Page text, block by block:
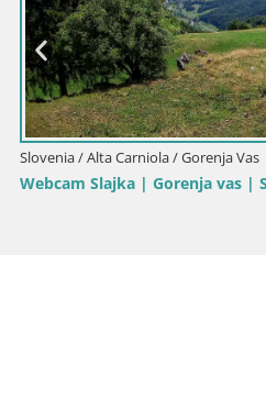
Slovenia / Alta Carniola / Gorenja Vas
Webcam Slajka | Gorenja vas |